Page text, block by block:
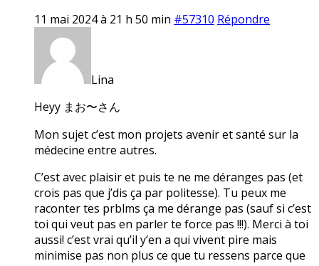
11 mai 2024 à 21 h 50 min #57310 Répondre
Lina
Heyy まお〜さん
Mon sujet c’est mon projets avenir et santé sur la
médecine entre autres.
C’est avec plaisir et puis te ne me déranges pas (et
crois pas que j’dis ça par politesse). Tu peux me
raconter tes prblms ça me dérange pas (sauf si c’est
toi qui veut pas en parler te force pas !!!). Merci à toi
aussi! c’est vrai qu’il y’en a qui vivent pire mais
minimise pas non plus ce que tu ressens parce que